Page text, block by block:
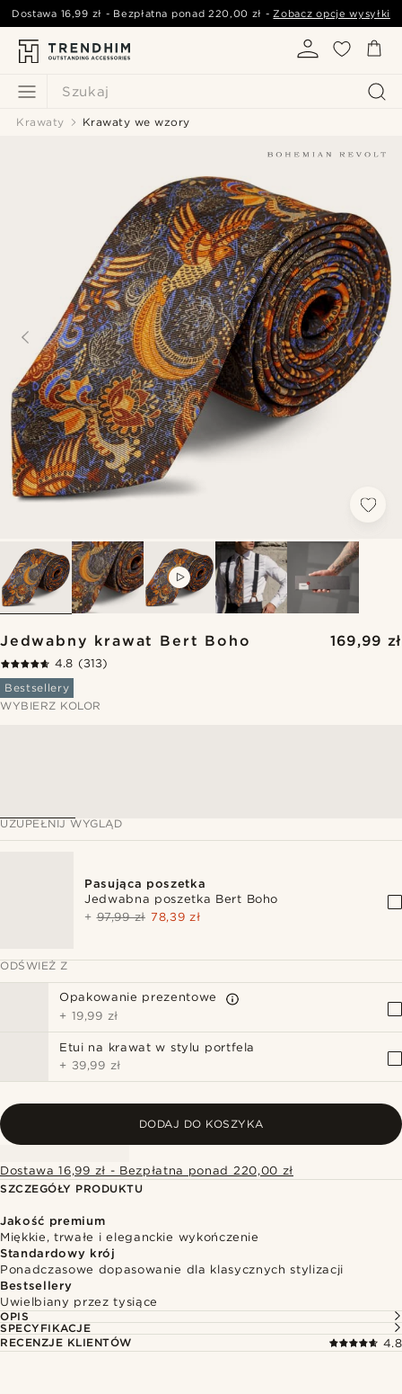
Szukaj
Dostawa 16,99 zł - Bezpłatna ponad220,00 zł -Zobacz opcje wysyłki
Krawaty Krawaty we wzory
Jedwabny krawat Bert Boho 169,99 zł
4.8 (313)
Bestsellery
WYBIERZ KOLOR
UZUPEŁNIJ WYGLĄD
Pasująca poszetka
Jedwabna poszetka Bert Boho
+97,99 zł 78,39 zł
ODŚWIEŻ Z
Opakowanie prezentowe
+ 19,99 zł
Etui na krawat w stylu portfela
+ 39,99 zł
DODAJ DO KOSZYKA
Dostawa 16,99 zł - Bezpłatna ponad 220,00 zł
SZCZEGÓŁY PRODUKTU
Jakość premium
Miękkie, trwałe i eleganckie wykończenie
Standardowy krój
Ponadczasowe dopasowanie dla klasycznych stylizacji
Bestsellery
Uwielbiany przez tysiące
OPIS
SPECYFIKACJE
RECENZJE KLIENTÓW
4.8